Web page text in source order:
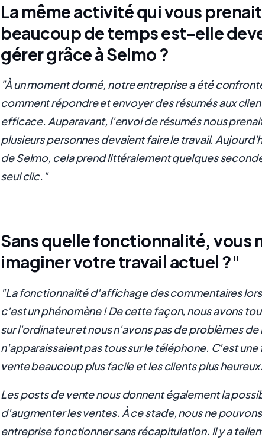
La même activité qui vous
beaucoup de temps est-elle
gérer grâce à Selmo ?
"À un moment donné, notre entreprise a été
comment répondre et envoyer des résumés aux
efficace. Auparavant, l'envoi de résumés nous
plusieurs personnes devaient faire le travail.
de Selmo, cela prend littéralement quelques
seul clic."
Sans quelle fonctionnalité, vous
imaginer votre travail actuel ?"
"La fonctionnalité d'affichage des commentaires
c'est un phénomène ! De cette façon, nous avons
sur l'ordinateur et nous n'avons pas de problèmes
n'apparaissaient pas tous sur le téléphone. C'est
vente beaucoup plus facile et les clients plus heureux.
Les posts de vente nous donnent également la
d'augmenter les ventes. À ce stade, nous ne
entreprise fonctionner sans récapitulation. Il y a